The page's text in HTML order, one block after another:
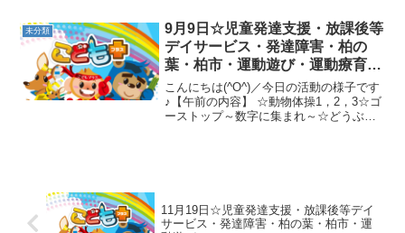
プジャンプ→スクーターおし☆平均台鬼
ごっこ★ジグ...
未分類
9月9日☆児童発達支援・放課後等
デイサービス・発達障害・柏の
葉・柏市・運動遊び・運動療育・
プログラム・楽しい療育
こんにちは(^O^)／今日の活動の様子です
♪【午前の内容】 ☆動物体操1，2，3☆ゴ
ーストップ～数字に集まれ～☆どうぶつ
11月19日☆児童発達支援・放課後等デイ
サービス・発達障害・柏の葉・柏市・運